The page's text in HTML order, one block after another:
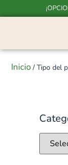
Inicio / Tipo del